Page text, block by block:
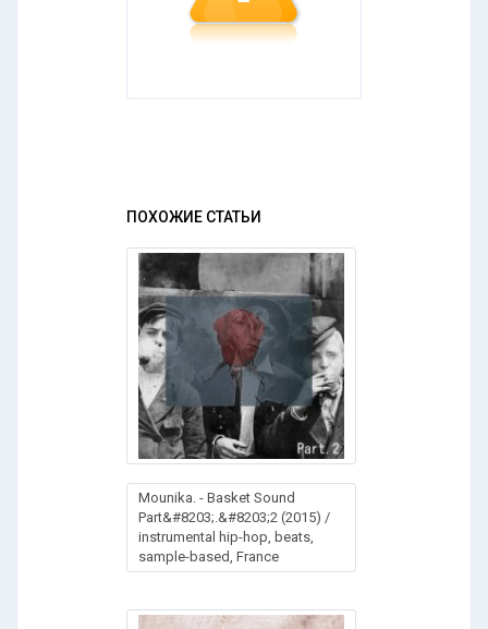
ПОХОЖИЕ СТАТЬИ
Mounika. - Basket Sound
Part&#8203;.&#8203;2 (2015) /
instrumental hip-hop, beats,
sample-based, France